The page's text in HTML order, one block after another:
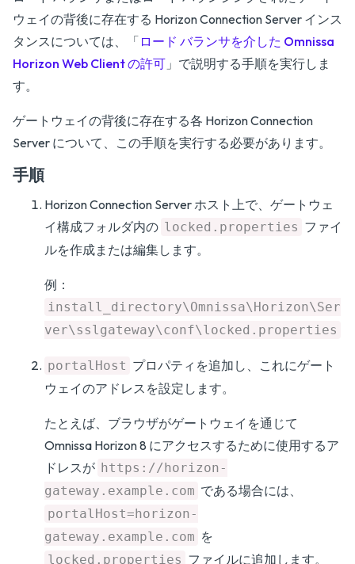
ウェイの背後に存在する Horizon Connection Server インス
タンスについては、「 ロード バランサを介した Omnissa
Horizon Web Client の許可 」で説明する手順を実行しま
す。
ゲートウェイの背後に存在する各 Horizon Connection
Server について、この手順を実行する必要があります。
手順
Horizon Connection Server ホスト上で、ゲートウェ
イ構成フォルダ内の locked.properties ファイ
ルを作成または編集します。
例：
install_directory\Omnissa\Horizon\Ser
ver\sslgateway\conf\locked.properties
portalHost プロパティを追加し、これにゲート
ウェイのアドレスを設定します。
たとえば、ブラウザがゲートウェイを通じて
Omnissa Horizon 8 にアクセスするために使用するア
ドレスが https://horizon-
gateway.example.com である場合には、
portalHost=horizon-
gateway.example.com を
locked.properties ファイルに追加します。